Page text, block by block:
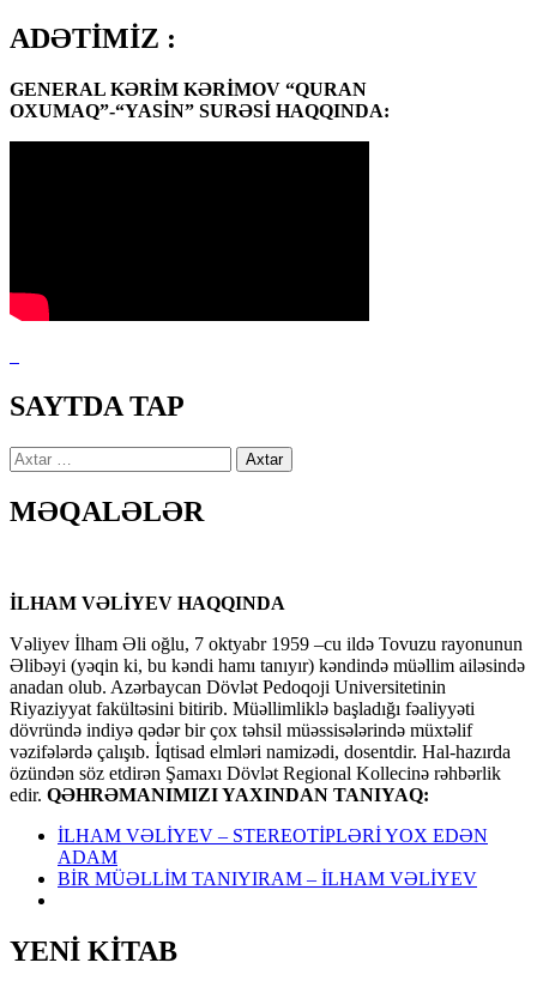
ADƏTİMİZ :
GENERAL KƏRİM KƏRİMOV “QURAN
OXUMAQ”-“YASİN” SURƏSİ HAQQINDA:
SAYTDA TAP
Axtarış:
MƏQALƏLƏR
İLHAM VƏLİYEV HAQQINDA
Vəliyev İlham Əli oğlu, 7 oktyabr 1959 –cu ildə Tovuzu rayonunun
Əlibəyi (yəqin ki, bu kəndi hamı tanıyır) kəndində müəllim ailəsində
anadan olub. Azərbaycan Dövlət Pedoqoji Universitetinin
Riyaziyyat fakültəsini bitirib. Müəllimliklə başladığı fəaliyyəti
dövründə indiyə qədər bir çox təhsil müəssisələrində müxtəlif
vəzifələrdə çalışıb. İqtisad elmləri namizədi, dosentdir. Hal-hazırda
özündən söz etdirən Şamaxı Dövlət Regional Kollecinə rəhbərlik
edir. QƏHRƏMANIMIZI YAXINDAN TANIYAQ:
İLHAM VƏLİYEV – STEREOTİPLƏRİ YOX EDƏN
ADAM
BİR MÜƏLLİM TANIYIRAM – İLHAM VƏLİYEV
YENİ KİTAB